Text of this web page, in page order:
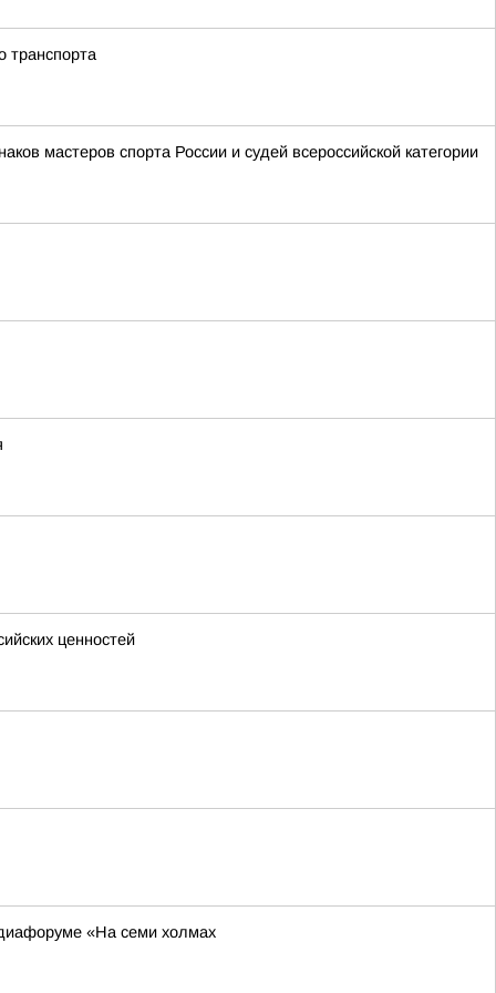
транспорта
мастеров спорта России и судей всероссийской категории
ценностей
«На семи холмах